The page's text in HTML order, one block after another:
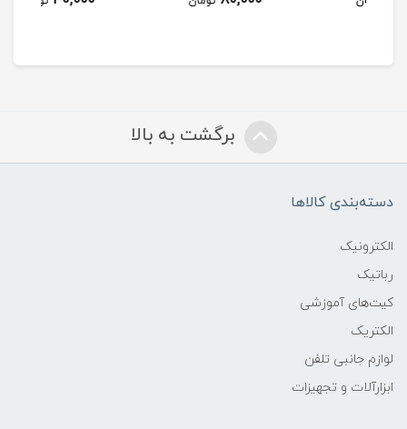
برگشت به بالا
دسته‌بندی کالاها
الکترونیک
رباتیک
کیت‌های آموزشی
الکتریک
لوازم جانبی تلفن
ابزارآلات و تجهیزات